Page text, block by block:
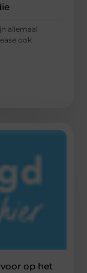
allemaal
ook
op het